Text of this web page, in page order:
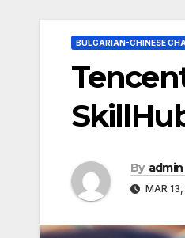
BULGARIAN-CHINESE
By admin
MAR